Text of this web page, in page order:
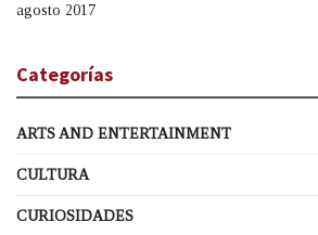
agosto 2017
Categorías
ARTS AND ENTERTAINMENT
CULTURA
CURIOSIDADES